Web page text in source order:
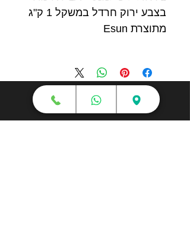
בצבע ירוק חרדל במשקל 1 ק"ג
מתוצרת Esun
חנות